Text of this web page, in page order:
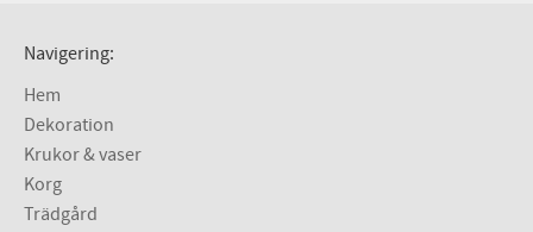
Navigering:
Hem
Dekoration
Krukor & vaser
Korg
Trädgård